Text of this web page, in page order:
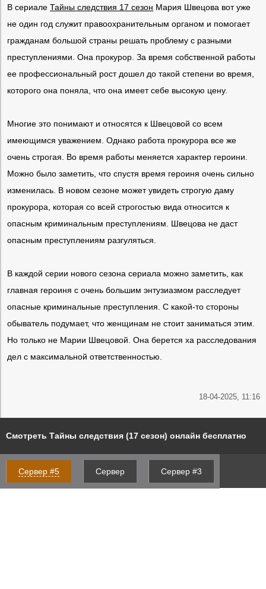
В сериале Тайны следствия 17 сезон Мария Швецова вот уже
не один год служит правоохранительным органом и помогает
гражданам большой страны решать проблему с разными
преступлениями. Она прокурор. За время собственной работы
ее профессиональный рост дошел до такой степени во время,
которого она поняла, что она имеет себе высокую цену.
Многие это понимают и относятся к Швецовой со всем
имеющимся уважением. Однако работа прокурора все же
очень строгая. Во время работы меняется характер героини.
Можно было заметить, что спустя время героиня очень сильно
изменилась. В новом сезоне может увидеть строгую даму
прокурора, которая со всей строгостью вида относится к
опасным криминальным преступлениям. Швецова не даст
опасным преступлениям разгуляться.
В каждой серии нового сезона сериала можно заметить, как
главная героиня с очень большим энтузиазмом расследует
опасные криминальные преступления. С какой-то стороны
обыватель подумает, что женщинам не стоит заниматься этим.
Но только не Марии Швецовой. Она берется ха расследования
дел с максимальной ответственностью.
18-04-2025, 11:16
Смотреть Тайны следствия (17 сезон) онлайн бесплатно
Сервер #5 Сервер Сервер #3